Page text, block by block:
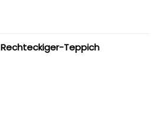
Rechteckiger-Teppich